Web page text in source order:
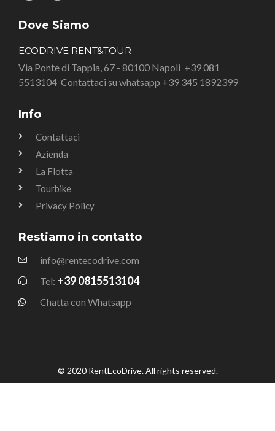
Dove Siamo
ECODRIVE RENT&TOUR
Via Ponte di Tappia, 67 - 80100 Napoli +39 081
5513104 Contattaci su whatsapp +39 345 1892399
Info
Contattaci
Azienda
La Flotta
Tourbike
Privacy Policy
Restiamo in contatto
info@rentecodrive.com
Tel: +39 0815513104
Chatta con Whatsapp
© 2020 RentEcoDrive. All rights reserved.